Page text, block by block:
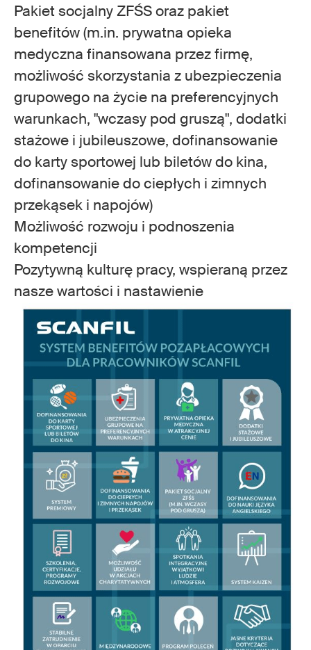
Pakiet socjalny ZFŚS oraz pakiet
benefitów (m.in. prywatna opieka
medyczna finansowana przez firmę,
możliwość skorzystania z ubezpieczenia
grupowego na życie na preferencyjnych
warunkach, "wczasy pod gruszą", dodatki
stażowe i jubileuszowe, dofinansowanie
do karty sportowej lub biletów do kina,
dofinansowanie do ciepłych i zimnych
przekąsek i napojów)
Możliwość rozwoju i podnoszenia
kompetencji
Pozytywną kulturę pracy, wspieraną przez
nasze wartości i nastawienie